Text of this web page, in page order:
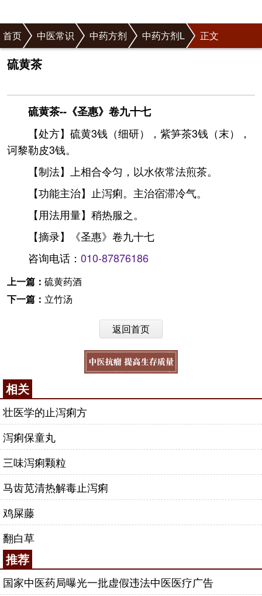
首页 中医常识 中药方剂 中药方剂L 正文
硫黄茶
硫黄茶--《圣惠》卷九十七
【处方】硫黄3钱（细研），紫笋茶3钱（末），
诃黎勒皮3钱。
【制法】上相合令匀，以水依常法煎茶。
【功能主治】止泻痢。主治宿滞冷气。
【用法用量】稍热服之。
【摘录】《圣惠》卷九十七
咨询电话： 010-87876186
上一篇： 硫黄药酒
下一篇： 立竹汤
返回首页
相关
壮医学的止泻痢方
泻痢保童丸
三味泻痢颗粒
马齿苋清热解毒止泻痢
鸡屎藤
翻白草
推荐
国家中医药局曝光一批虚假违法中医医疗广告